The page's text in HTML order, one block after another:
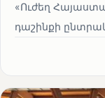
«Ուժեղ
դաշինքի